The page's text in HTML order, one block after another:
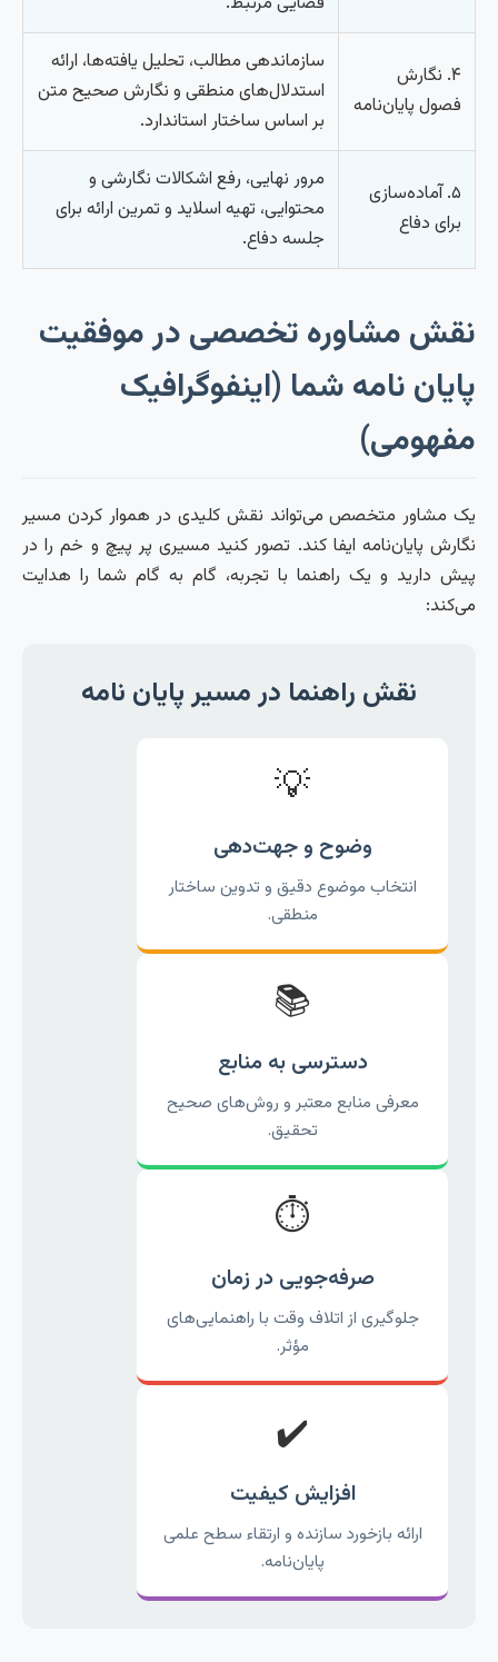
۴. نگارش
فصول پایان‌نامه
سازماندهی مطالب، تحلیل یافته‌ها، ارائه
استدلال‌های منطقی و نگارش صحیح متن
بر اساس ساختار استاندارد.
۵. آماده‌سازی
برای دفاع
مرور نهایی، رفع اشکالات نگارشی و
محتوایی، تهیه اسلاید و تمرین ارائه برای
جلسه دفاع.
نقش مشاوره تخصصی در موفقیت
پایان نامه شما (اینفوگرافیک
مفهومی)
یک مشاور متخصص می‌تواند نقش کلیدی در هموار کردن مسیر
نگارش پایان‌نامه ایفا کند. تصور کنید مسیری پر پیچ و خم را در
پیش دارید و یک راهنما با تجربه، گام به گام شما را هدایت
می‌کند:
نقش راهنما در مسیر پایان نامه
💡
وضوح و جهت‌دهی
انتخاب موضوع دقیق و تدوین ساختار
منطقی.
📚
دسترسی به منابع
معرفی منابع معتبر و روش‌های صحیح
تحقیق.
⏱️
صرفه‌جویی در زمان
جلوگیری از اتلاف وقت با راهنمایی‌های
مؤثر.
✔️
افزایش کیفیت
ارائه بازخورد سازنده و ارتقاء سطح علمی
پایان‌نامه.